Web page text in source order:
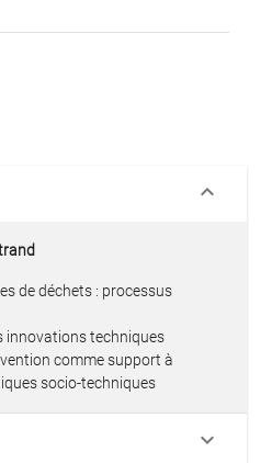
keyboard_arrow_down
de déchets : processus
innovations techniques
comme support à
socio-techniques
keyboard_arrow_down